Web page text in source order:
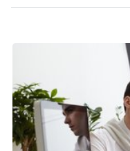
факте: данные
подсказывает
Марианна Симонян
People Analytics,
МИФИ, автор книги